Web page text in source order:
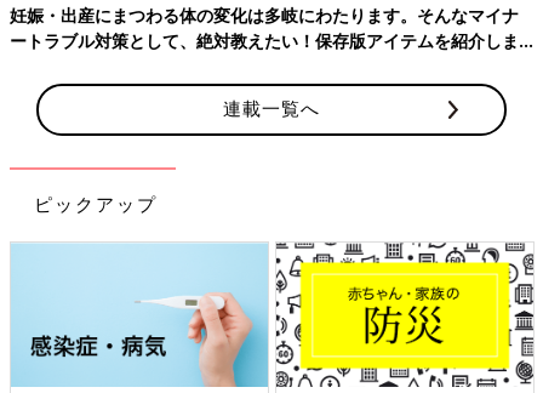
妊娠・出産にまつわる体の変化は多岐にわたります。そんなマイナ
ートラブル対策として、絶対教えたい！保存版アイテムを紹介しま
連載一覧へ
ピックアップ